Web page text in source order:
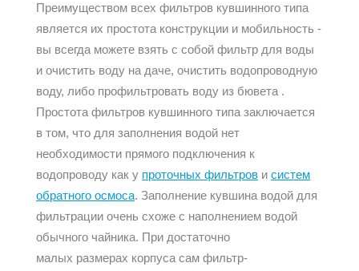
Преимуществом всех фильтров кувшинного типа
является их простота конструкции и мобильность -
вы всегда можете взять с собой фильтр для воды
и очистить воду на даче, очистить водопроводную
воду, либо профильтровать воду из бювета .
Простота фильтров кувшинного типа заключается
в том, что для заполнения водой нет
необходимости прямого подключения к
водопроводу как у проточных фильтров и систем
обратного осмоса. Заполнение кувшина водой для
фильтрации очень схоже с наполнением водой
обычного чайника. При достаточно
малых размерах корпуса сам фильтр-